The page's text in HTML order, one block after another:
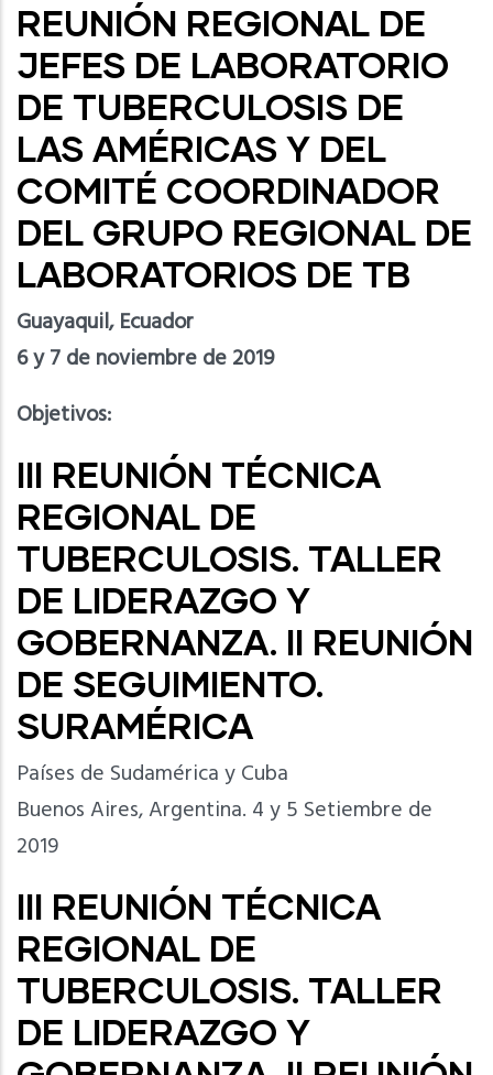
REUNIÓN REGIONAL DE
JEFES DE LABORATORIO
DE TUBERCULOSIS DE
LAS AMÉRICAS Y DEL
COMITÉ COORDINADOR
DEL GRUPO REGIONAL DE
LABORATORIOS DE TB
Guayaquil, Ecuador
6 y 7 de noviembre de 2019
Objetivos:
III REUNIÓN TÉCNICA
REGIONAL DE
TUBERCULOSIS. TALLER
DE LIDERAZGO Y
GOBERNANZA. II REUNIÓN
DE SEGUIMIENTO.
SURAMÉRICA
Países de Sudamérica y Cuba
Buenos Aires, Argentina. 4 y 5 Setiembre de
2019
III REUNIÓN TÉCNICA
REGIONAL DE
TUBERCULOSIS. TALLER
DE LIDERAZGO Y